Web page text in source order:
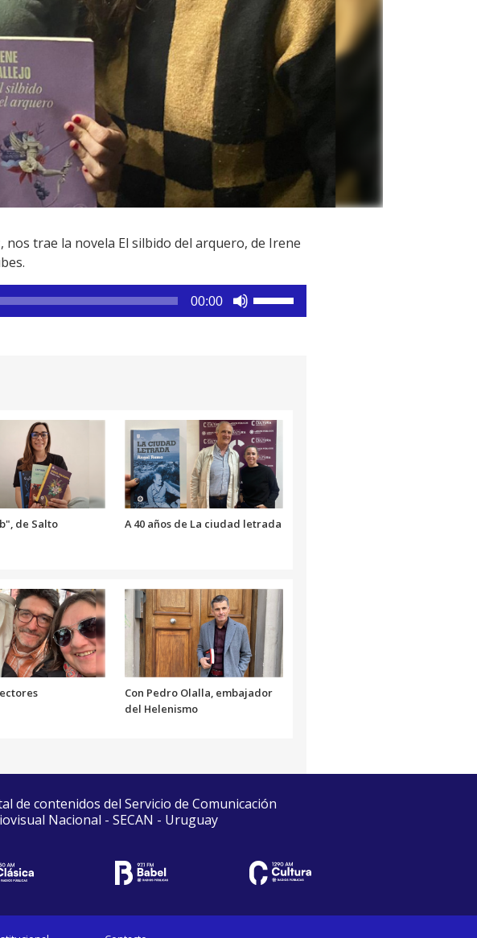
trae la novela El silbido del arquero, de Irene
00:00
aumentar
o
disminuir
volumen.
de Salto A 40 años de La ciudad letrada
Con Pedro Olalla, embajador
del Helenismo
de contenidos del Servicio de Comunicación
Nacional - SECAN - Uruguay